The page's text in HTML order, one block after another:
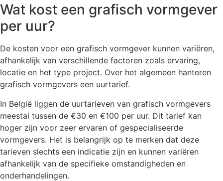
Wat kost een grafisch vormgever
per uur?
De kosten voor een grafisch vormgever kunnen variëren,
afhankelijk van verschillende factoren zoals ervaring,
locatie en het type project. Over het algemeen hanteren
grafisch vormgevers een uurtarief.
In België liggen de uurtarieven van grafisch vormgevers
meestal tussen de €30 en €100 per uur. Dit tarief kan
hoger zijn voor zeer ervaren of gespecialiseerde
vormgevers. Het is belangrijk op te merken dat deze
tarieven slechts een indicatie zijn en kunnen variëren
afhankelijk van de specifieke omstandigheden en
onderhandelingen.